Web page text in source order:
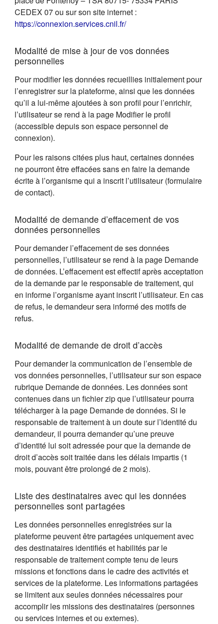
CEDEX 07 ou sur son site internet :
https://connexion.services.cnil.fr/(s'ouvre dans un nouvel
Modalité de mise à jour de vos données
personnelles
Pour modifier les données recueillies initialement pour
l’enregistrer sur la plateforme, ainsi que les données
qu’il a lui-même ajoutées à son profil pour l’enrichir,
l’utilisateur se rend à la page Modifier le profil
(accessible depuis son espace personnel de
connexion).
Pour les raisons citées plus haut, certaines données
ne pourront être effacées sans en faire la demande
écrite à l’organisme qui a inscrit l’utilisateur (formulaire
de contact).
Modalité de demande d’effacement de vos
données personnelles
Pour demander l’effacement de ses données
personnelles, l’utilisateur se rend à la page Demande
de données. L’effacement est effectif après acceptation
de la demande par le responsable de traitement, qui
en informe l’organisme ayant inscrit l’utilisateur. En cas
de refus, le demandeur sera informé des motifs de
refus.
Modalité de demande de droit d’accès
Pour demander la communication de l’ensemble de
vos données personnelles, l’utilisateur sur son espace
rubrique Demande de données. Les données sont
contenues dans un fichier zip que l’utilisateur pourra
télécharger à la page Demande de données. Si le
responsable de traitement à un doute sur l’identité du
demandeur, il pourra demander qu’une preuve
d’identité lui soit adressée pour que la demande de
droit d’accès soit traitée dans les délais impartis (1
mois, pouvant être prolongé de 2 mois).
Liste des destinataires avec qui les données
personnelles sont partagées
Les données personnelles enregistrées sur la
plateforme peuvent être partagées uniquement avec
des destinataires identifiés et habilités par le
responsable de traitement compte tenu de leurs
missions et fonctions dans le cadre des activités et
services de la plateforme. Les informations partagées
se limitent aux seules données nécessaires pour
accomplir les missions des destinataires (personnes
ou services internes et ou externes).